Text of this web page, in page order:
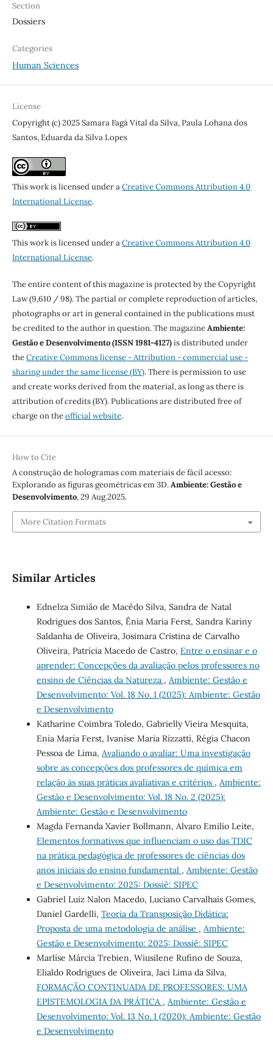
Section
Dossiers
Categories
Human Sciences
License
Copyright (c) 2025 Samara Fagá Vital da Silva, Paula Lohana dos
Santos, Eduarda da Silva Lopes
This work is licensed under aCreative Commons Attribution 4.0
International License.
This work is licensed under aCreative Commons Attribution 4.0
International License.
The entire content of this magazine is protected by the Copyright
Law (9,610 / 98). The partial or complete reproduction of articles,
photographs or art in general contained in the publications must
be credited to the author in question. The magazineAmbiente:
Gestão e Desenvolvimento (ISSN 1981-4127)is distributed under
theCreative Commons license - Attribution - commercial use -
sharing under the same license (BY). There is permission to use
and create works derived from the material, as long as there is
attribution of credits (BY). Publications are distributed free of
charge on theofficial website.
How to Cite
A construção de hologramas com materiais de fácil acesso:
Explorando as figuras geométricas em 3D.Ambiente: Gestão e
Desenvolvimento, 29 Aug.2025.
More Citation Formats
Similar Articles
Ednelza Simião de Macêdo Silva, Sandra de Natal
Rodrigues dos Santos, Ênia Maria Ferst, Sandra Kariny
Saldanha de Oliveira, Josimara Cristina de Carvalho
Oliveira, Patrícia Macedo de Castro, Entre o ensinar e o
aprender: Concepções da avaliação pelos professores no
ensino de Ciências da Natureza , Ambiente: Gestão e
Desenvolvimento: Vol. 18 No. 1 (2025): Ambiente: Gestão
e Desenvolvimento
Katharine Coimbra Toledo, Gabrielly Vieira Mesquita,
Enia Maria Ferst, Ivanise Maria Rizzatti, Régia Chacon
Pessoa de Lima, Avaliando o avaliar: Uma investigação
sobre as concepções dos professores de química em
relação às suas práticas avaliativas e critérios , Ambiente:
Gestão e Desenvolvimento: Vol. 18 No. 2 (2025):
Ambiente: Gestão e Desenvolvimento
Magda Fernanda Xavier Bollmann, Alvaro Emilio Leite,
Elementos formativos que influenciam o uso das TDIC
na prática pedagógica de professores de ciências dos
anos iniciais do ensino fundamental , Ambiente: Gestão
e Desenvolvimento: 2025: Dossiê: SIPEC
Gabriel Luiz Nalon Macedo, Luciano Carvalhais Gomes,
Daniel Gardelli, Teoria da Transposição Didática:
Proposta de uma metodologia de análise , Ambiente:
Gestão e Desenvolvimento: 2025: Dossiê: SIPEC
Marlise Márcia Trebien, Wiusilene Rufino de Souza,
Elialdo Rodrigues de Oliveira, Jaci Lima da Silva,
FORMAÇÃO CONTINUADA DE PROFESSORES: UMA
EPISTEMOLOGIA DA PRÁTICA , Ambiente: Gestão e
Desenvolvimento: Vol. 13 No. 1 (2020): Ambiente: Gestão
e Desenvolvimento